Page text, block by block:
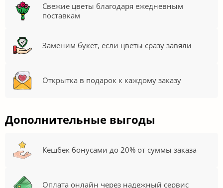
Свежие цветы благодаря ежедневным
поставкам
Заменим букет, если цветы сразу завяли
Открытка в подарок к каждому заказу
Дополнительные выгоды
Кешбек бонусами до 20% от суммы заказа
Оплата онлайн через надежный сервис